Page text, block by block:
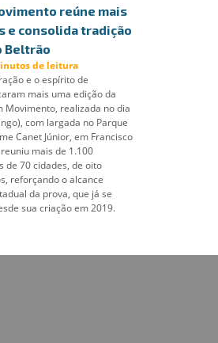
reúne mais
e consolida tradição
Beltrão
de leitura
e o espírito de
mais uma edição da
Movimento, realizada no dia
com largada no Parque
Canet Júnior, em Francisco
mais de 1.100
de 70 cidades, de oito
reforçando o alcance
da prova, que já se
sua criação em 2019.